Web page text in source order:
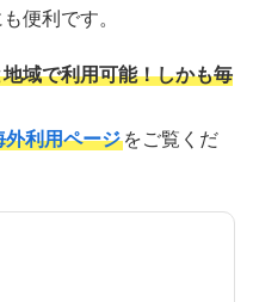
便利です。
域で利用可能！しかも毎
利用ページ をご覧くだ